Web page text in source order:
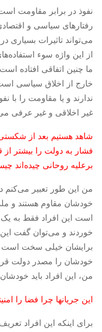
نفوذ در برابر مقاومت
رفتارهای سیاسی و
می‌تواند تاثیرات بسیاری
از این واژه سوء
ما چنین اتفاقی افتاده
خارج از اخلاق سیاسی
ندارند و یا مقاومت را با
غیر اخلاقی و غیر عرفی
شاهد هستیم بعد از شکستی
فشار به دولت را بیشتر از
برعلیه روحانی چیده‌‌اند
من این طور تعبیر می‌کنم
خودشان مقاوم هستند و
است این افراد فقط به
خوردند و می‌توان گفت
برایشان خیلی سخت است
خودشان را مصدر دولت
من، این افراد باید
این جریانها چرا فضا را
برای اینکه این افراد